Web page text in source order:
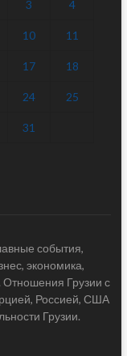
3 4
10 11
17 18
24 25
31
события,
экономика,
Отношения Грузии с
Россией, США
Грузии.